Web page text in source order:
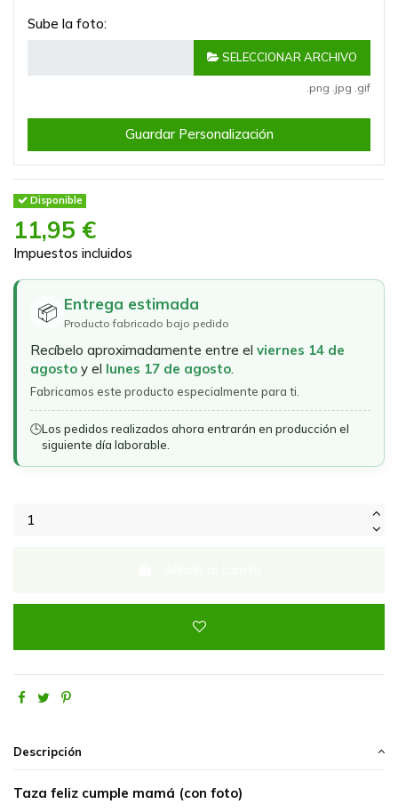
Sube la foto:
SELECCIONAR ARCHIVO
.png .jpg .gif
Guardar Personalización
Disponible
11,95 €
Impuestos incluidos
📦 Entrega estimada
Producto fabricado bajo pedido
Recíbelo aproximadamente entre el viernes 14 de
agosto y el lunes 17 de agosto.
Fabricamos este producto especialmente para ti.
🕒Los pedidos realizados ahora entrarán en producción el
siguiente día laborable.
Descripción
Taza feliz cumple mamá (con foto)